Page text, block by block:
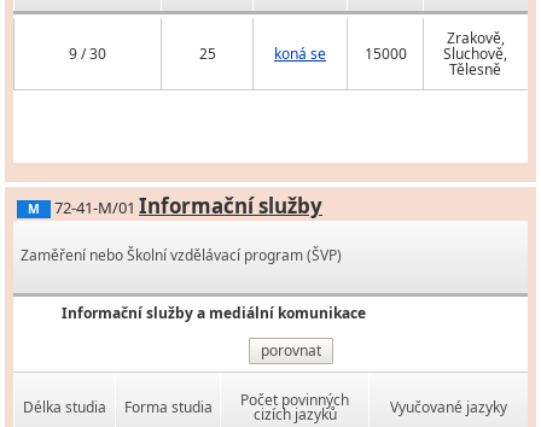
9 / 30 25 koná se 15000
Zrakově,
Sluchově,
Tělesně
M 72-41-M/01 Informační služby
Zaměření nebo Školní vzdělávací program (ŠVP)
Informační služby a mediální komunikace
porovnat
Délka studia Forma studia Počet povinných
cizích jazyků Vyučované jazyky